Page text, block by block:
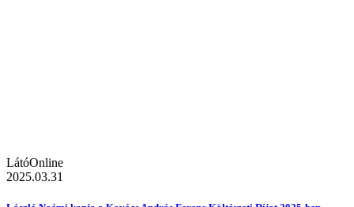
LátóOnline
2025.03.31